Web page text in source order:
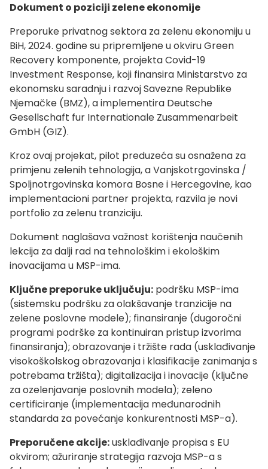
Dokument o poziciji zelene ekonomije
Preporuke privatnog sektora za zelenu ekonomiju u
BiH, 2024. godine su pripremljene u okviru Green
Recovery komponente, projekta Covid-19
Investment Response, koji finansira Ministarstvo za
ekonomsku saradnju i razvoj Savezne Republike
Njemačke (BMZ), a implementira Deutsche
Gesellschaft fur Internationale Zusammenarbeit
GmbH (GIZ).
Kroz ovaj projekat, pilot preduzeća su osnažena za
primjenu zelenih tehnologija, a Vanjskotrgovinska /
Spoljnotrgovinska komora Bosne i Hercegovine, kao
implementacioni partner projekta, razvila je novi
portfolio za zelenu tranziciju.
Dokument naglašava važnost korištenja naučenih
lekcija za dalji rad na tehnološkim i ekološkim
inovacijama u MSP-ima.
Ključne preporuke uključuju: podršku MSP-ima
(sistemsku podršku za olakšavanje tranzicije na
zelene poslovne modele); finansiranje (dugoročni
programi podrške za kontinuiran pristup izvorima
finansiranja); obrazovanje i tržište rada (usklađivanje
visokoškolskog obrazovanja i klasifikacije zanimanja s
potrebama tržišta); digitalizacija i inovacije (ključne
za ozelenjavanje poslovnih modela); zeleno
certificiranje (implementacija međunarodnih
standarda za povećanje konkurentnosti MSP-a).
Preporučene akcije:usklađivanje propisa s EU
okvirom; ažuriranje strategija razvoja MSP-a s